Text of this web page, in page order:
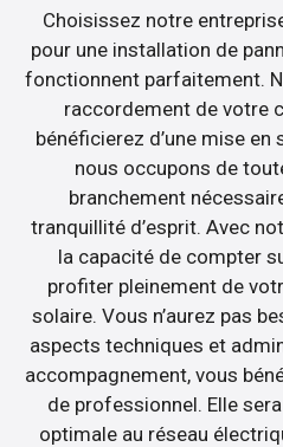
Choisissez notre
pour une installation de
fonctionnent parfaitement.
raccordement de votre
bénéficierez d’une mise
nous occupons de
branchement
tranquillité d’esprit. Avec
la capacité de compter
profiter pleinement de
solaire. Vous n’aurez pas
aspects techniques et
accompagnement, vous
de professionnel. Elle
optimale au réseau